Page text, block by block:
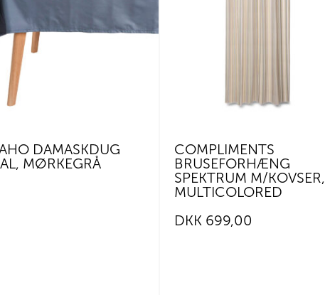
DAMASKDUG
MØRKEGRÅ
COMPLIMENTS
BRUSEFORHÆNG
SPEKTRUM M/KOVSER,
MULTICOLORED
DKK 699,00